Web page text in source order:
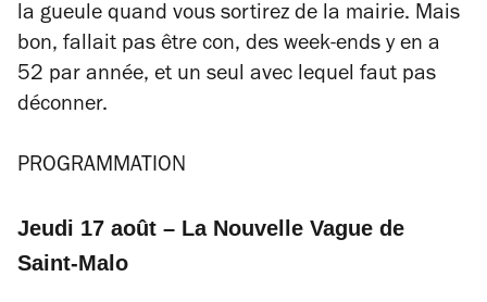
la gueule quand vous sortirez de la mairie. Mais
bon, fallait pas être con, des week-ends y en a
52 par année, et un seul avec lequel faut pas
déconner.
PROGRAMMATION
Jeudi 17 août – La Nouvelle Vague de
Saint-Malo